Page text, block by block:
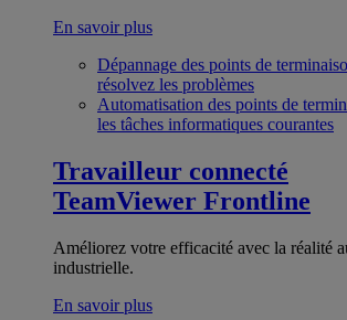
En savoir plus
Dépannage des points de
résolvez les problèmes
Automatisation des points de
les tâches informatiques courantes
Travailleur connecté
TeamViewer Frontline
Améliorez votre efficacité avec la réalité
industrielle.
En savoir plus